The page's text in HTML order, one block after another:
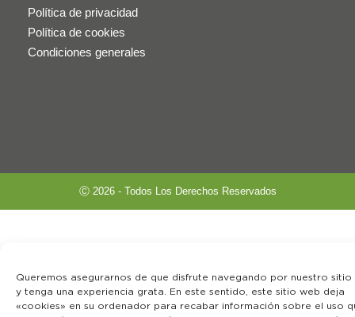
Queremos asegurarnos de que disfrute navegando por nuestro sitio
y tenga una experiencia grata. En este sentido, este sitio web deja
«cookies» en su ordenador para recabar información sobre el uso
Política de privacidad
Política de cookies
Condiciones generales
Ⓒ 2026 - Todos Los Derechos Reservados